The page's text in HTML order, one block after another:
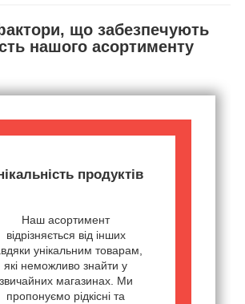
що забезпечують
нашого асортименту
продуктів
Наш асортимент
відрізняється від інших
унікальним товарам,
які неможливо знайти у
звичайних магазинах. Ми
пропонуємо рідкісні та